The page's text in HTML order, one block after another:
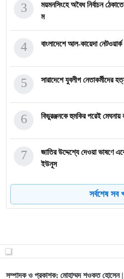
ময়মনসিংহে অবৈধ নির্বাচন
ম
3
বাংলাদেশে আল-কায়েদা
4
সারাদেশে যুবলীগ নেতাকর্মীদের
5
বিভুরঞ্জনকে হুমকির পরেই
6
জাতির উদ্দেশ্যে দেওয়া ভাষণে
ইউনূস
7
রিকশাচালক আজিজুর রহমানই
সর্বশেষ সব
সম্পাদক ও প্রকাশক: মোহাম্মদ শওকত হোসেন |